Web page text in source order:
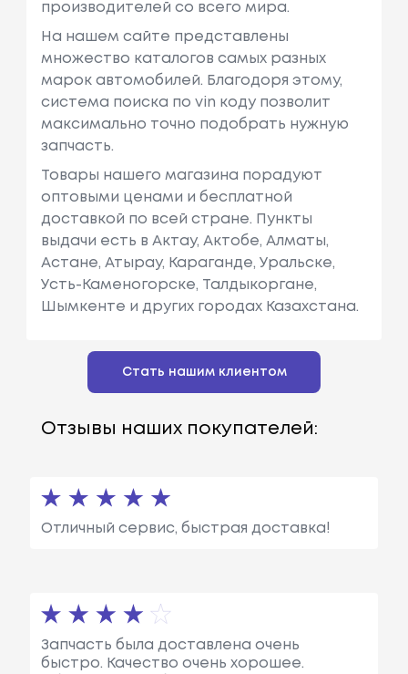
производителей со всего мира.
На нашем сайте представлены
множество каталогов самых разных
марок автомобилей. Благодоря этому,
система поиска по vin коду позволит
максимально точно подобрать нужную
запчасть.
Товары нашего магазина порадуют
оптовыми ценами и бесплатной
доставкой по всей стране. Пункты
выдачи есть в Актау, Актобе, Алматы,
Астане, Атырау, Караганде, Уральске,
Усть-Каменогорске, Талдыкоргане,
Шымкенте и других городах Казахстана.
Стать нашим клиентом
Отзывы наших покупателей:
Отличный сервис, быстрая доставка!
Запчасть была доставлена очень
быстро. Качество очень хорошее.